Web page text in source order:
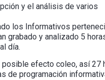
y el análisis de varios
los Informativos
grabado y analizado 5
día.
efecto coleo, así 27
de programación